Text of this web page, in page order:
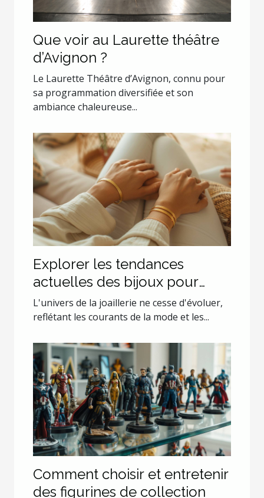
Que voir au Laurette théâtre
d’Avignon ?
Le Laurette Théâtre d’Avignon, connu pour
sa programmation diversifiée et son
ambiance chaleureuse...
Explorer les tendances
actuelles des bijoux pour
couples
L'univers de la joaillerie ne cesse d'évoluer,
reflétant les courants de la mode et les...
Comment choisir et entretenir
des figurines de collection